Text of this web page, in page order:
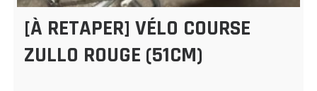
[À RETAPER] VÉLO COURSE
ZULLO ROUGE (51CM)